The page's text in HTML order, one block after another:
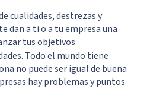
cualidades, destrezas y
dan a ti o a tu empresa una
tus objetivos.
Todo el mundo tiene
no puede ser igual de buena
hay problemas y puntos